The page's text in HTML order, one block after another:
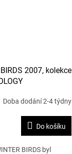
2007, kolekce
Doba dodání 2-4 týdny
Do košíku
BIRDS byl